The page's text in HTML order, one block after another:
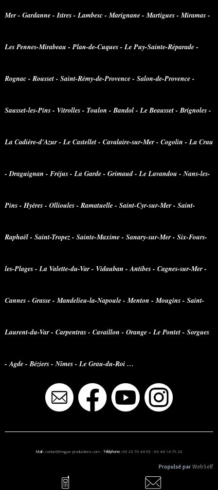
Mer - Gardanne - Istres - Lambesc - Marignane - Martigues - Miramas -
Les Pennes-Mirabeau - Plan-de-Cuques - Le Puy-Sainte-Réparade -
Rognac - Rousset - Saint-Rémy-de-Provence - Salon-de-Provence -
Sausset-les-Pins - Vitrolles - Toulon - Bandol - Le Beausset - Brignoles -
La Cadière-d'Azur - Le Castellet - Cavalaire-sur-Mer - Cogolin - La Crau
- Draguignan - Fréjus - La Garde - Grimaud - Le Lavandou - Nans-les-
Pins - Hyères - Ollioules - Ramatuelle - Saint-Cyr-sur-Mer - Saint-
Raphaël - Saint-Tropez - Sainte-Maxime - Sanary-sur-Mer - Six-Fours-
les-Plages - La Valette-du-Var - Vidauban - Antibes - Cagnes-sur-Mer -
Cannes - Grasse - Mandelieu-la-Napoule - Menton - Mougins - Saint-
Laurent-du-Var - Carpentras - Cavaillon - Orange - Le Pontet - Sorgues
- Agde - Béziers - Nîmes - Le Grau-du-Roi …
Mail : contact@vegas-productions.com- Téléphone : 06 23 70 44 50 - 06 44 14 76 20
Propulsé par WebSelf